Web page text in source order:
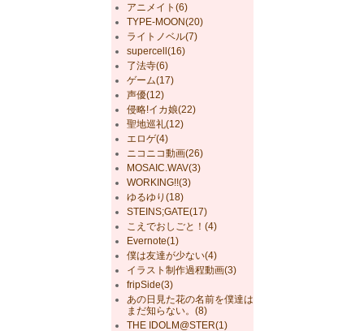
アニメイト(6)
TYPE-MOON(20)
ライトノベル(7)
supercell(16)
了法寺(6)
ゲーム(17)
声優(12)
侵略!イカ娘(22)
聖地巡礼(12)
エロゲ(4)
ニコニコ動画(26)
MOSAIC.WAV(3)
WORKING!!(3)
ゆるゆり(18)
STEINS;GATE(17)
こえでおしごと！(4)
Evernote(1)
僕は友達が少ない(4)
イラスト制作過程動画(3)
fripSide(3)
あの日見た花の名前を僕達は
まだ知らない。(8)
THE IDOLM@STER(1)